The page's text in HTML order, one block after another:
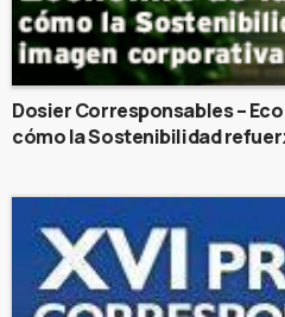
Dosier Corresponsables –
cómo la Sostenibilidad